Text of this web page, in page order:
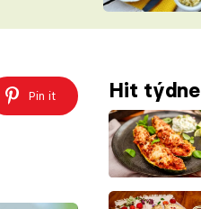
ŠÉFREDAKTORKY
ČASOPIS
Pin it Hit týdne